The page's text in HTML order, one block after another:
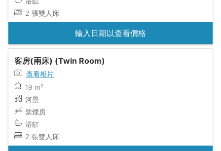
2 張雙人床
輸入日期以查看價格
客房(兩床) (Twin Room)
查看相片
19 m²
河景
禁煙房
浴缸
2 張雙人床